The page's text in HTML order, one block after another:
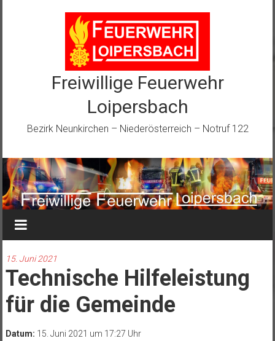
Freiwillige Feuerwehr
Loipersbach
Bezirk Neunkirchen – Niederösterreich – Notruf 122
15. Juni 2021
Technische Hilfeleistung
für die Gemeinde
Datum: 15. Juni 2021 um 17:27 Uhr